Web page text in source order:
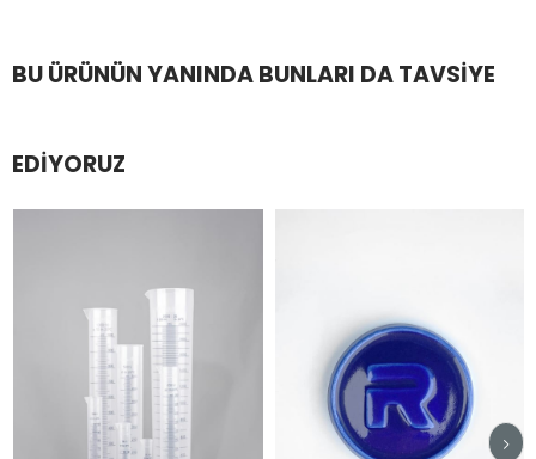
BU ÜRÜNÜN YANINDA BUNLARI DA TAVSIYE
EDIYORUZ